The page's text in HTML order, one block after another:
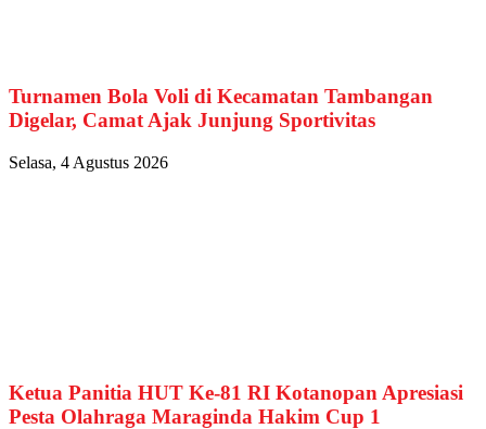
Turnamen Bola Voli di Kecamatan Tambangan
Digelar, Camat Ajak Junjung Sportivitas
Selasa, 4 Agustus 2026
Ketua Panitia HUT Ke-81 RI Kotanopan Apresiasi
Pesta Olahraga Maraginda Hakim Cup 1